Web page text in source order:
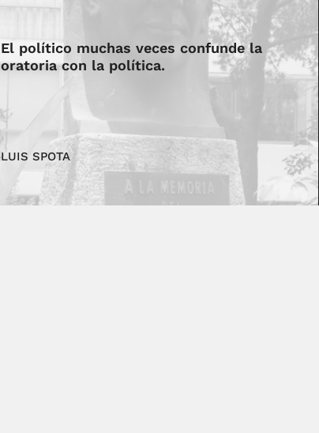
El político muchas veces confunde la
oratoria con la política.
LUIS SPOTA